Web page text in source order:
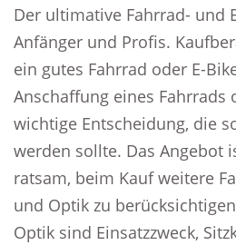
Der ultimative Fahrrad- und
Anfänger und Profis.
ein gutes Fahrrad oder E-
Anschaffung eines Fahrrads
wichtige Entscheidung, die
werden sollte. Das Angebot
ratsam, beim Kauf weitere
und Optik zu
Optik sind Einsatzzweck,